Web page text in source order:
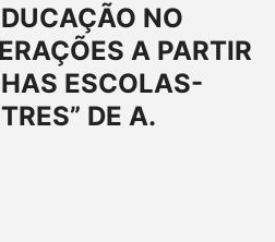
NO
A PARTIR
ESCOLAS-
DE A.